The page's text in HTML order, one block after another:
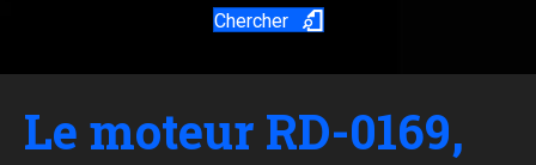
Chercher
Le moteur RD-0169,